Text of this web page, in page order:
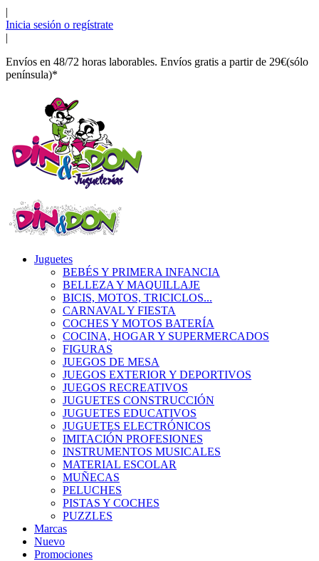
|
Inicia sesión o regístrate
|
Envíos en 48/72 horas laborables. Envíos gratis a partir de 29€(sólo
península)*
Juguetes
BEBÉS Y PRIMERA INFANCIA
BELLEZA Y MAQUILLAJE
BICIS, MOTOS, TRICICLOS...
CARNAVAL Y FIESTA
COCHES Y MOTOS BATERÍA
COCINA, HOGAR Y SUPERMERCADOS
FIGURAS
JUEGOS DE MESA
JUEGOS EXTERIOR Y DEPORTIVOS
JUEGOS RECREATIVOS
JUGUETES CONSTRUCCIÓN
JUGUETES EDUCATIVOS
JUGUETES ELECTRÓNICOS
IMITACIÓN PROFESIONES
INSTRUMENTOS MUSICALES
MATERIAL ESCOLAR
MUÑECAS
PELUCHES
PISTAS Y COCHES
PUZZLES
Marcas
Nuevo
Promociones